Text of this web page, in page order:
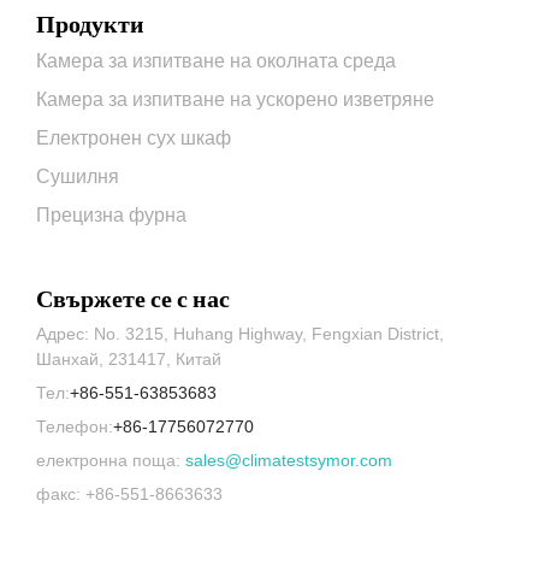
Продукти
Камера за изпитване на околната среда
Камера за изпитване на ускорено изветряне
Електронен сух шкаф
Сушилня
Прецизна фурна
Свържете се с нас
Адрес: No. 3215, Huhang Highway, Fengxian District,
Шанхай, 231417, Китай
Тел:+86-551-63853683
Телефон:+86-17756072770
електронна поща: sales@climatestsymor.com
факс: +86-551-8663633